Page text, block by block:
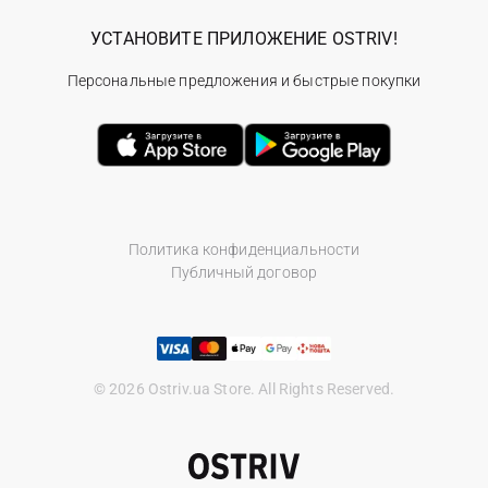
Политика конфиденциальности
Публичный договор
© 2026 Ostriv.ua Store. All Rights Reserved.
УСТАНОВИТЕ ПРИЛОЖЕНИЕ OSTRIV!
Персональные предложения и быстрые покупки